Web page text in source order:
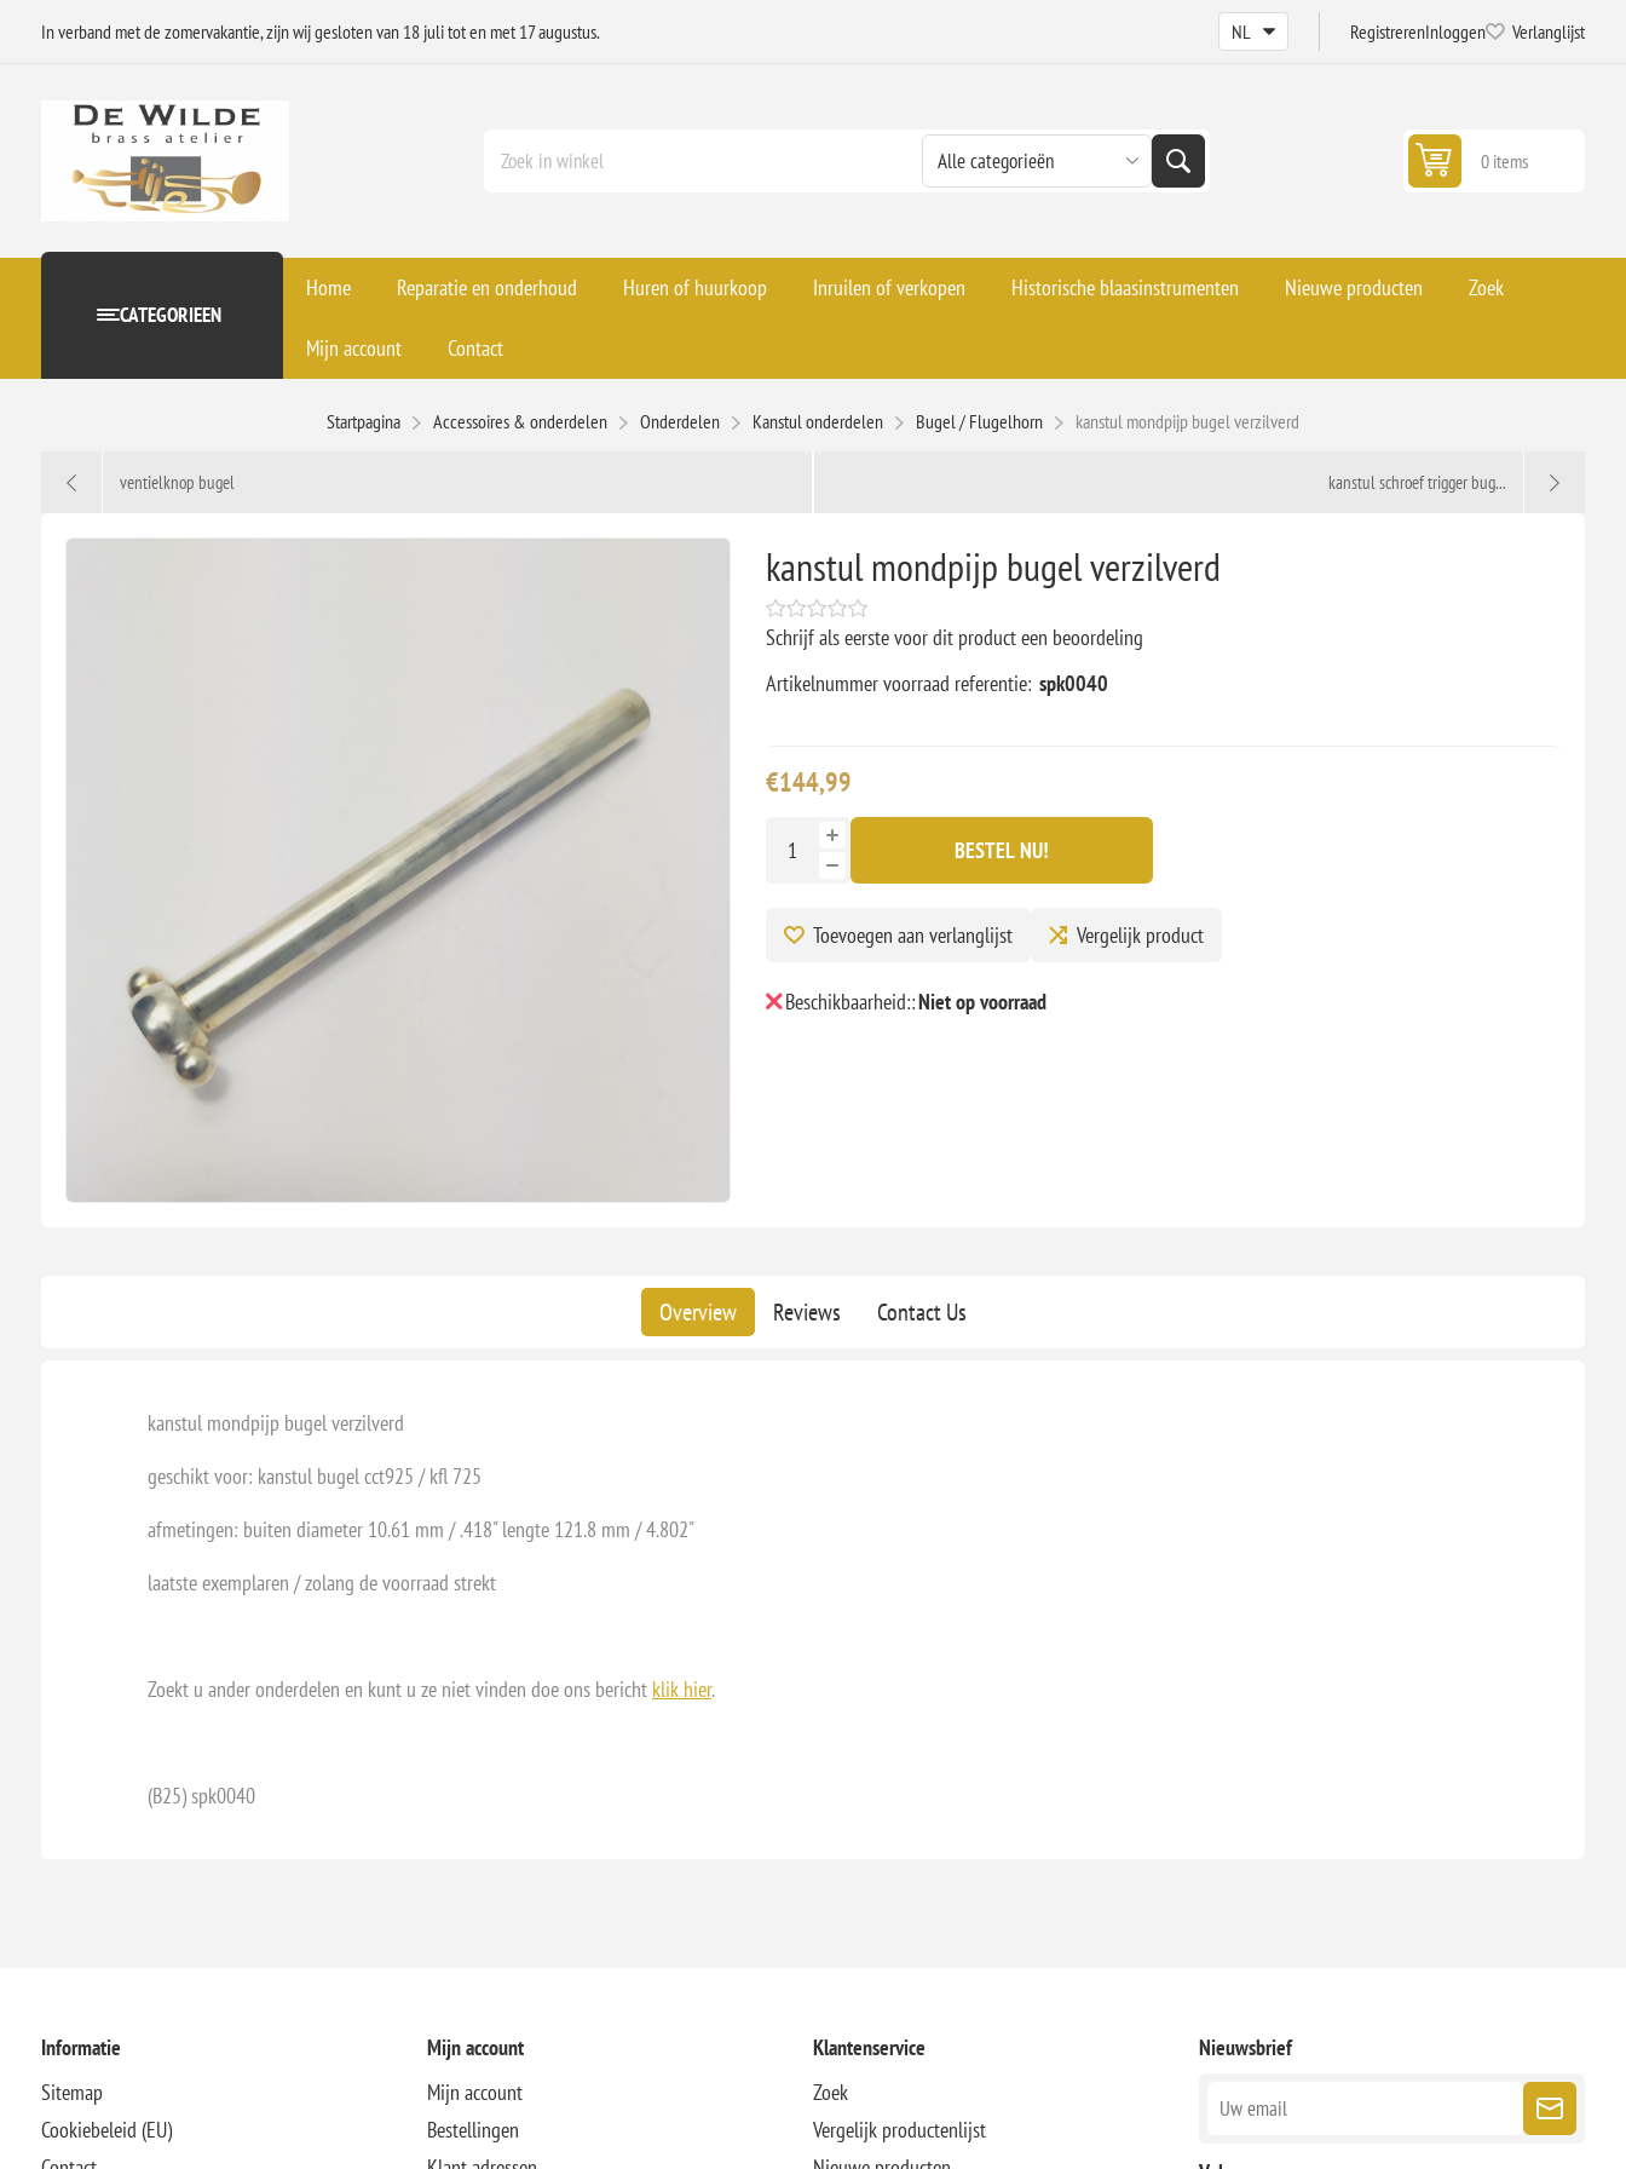
In verband met de zomervakantie, zijn wij gesloten van 18 juli tot en met 17 augustus. RegistrerenInloggen Verlanglijst
0 items
CATEGORIEEN
Home Reparatie en onderhoud Huren of huurkoop Inruilen of verkopen Historische blaasinstrumenten Nieuwe producten Zoek
Mijn account Contact
Startpagina Accessoires & onderdelen Onderdelen Kanstul onderdelen Bugel / Flugelhorn kanstul mondpijp bugel verzilverd
ventielknop bugel kanstul schroef trigger bug...
kanstul mondpijp bugel verzilverd
Schrijf als eerste voor dit product een beoordeling
Artikelnummer voorraad referentie: spk0040
€144,99
BESTEL NU!
Toevoegen aan verlanglijst Vergelijk product
Beschikbaarheid::Niet op voorraad
Overview Reviews Contact Us
kanstul mondpijp bugel verzilverd
geschikt voor: kanstul bugel cct925 / kfl 725
afmetingen: buiten diameter 10.61 mm / .418" lengte 121.8 mm / 4.802"
laatste exemplaren / zolang de voorraad strekt
Zoekt u ander onderdelen en kunt u ze niet vinden doe ons bericht klik hier.
(B25) spk0040
Informatie
Sitemap
Cookiebeleid (EU)
Mijn account
Mijn account
Bestellingen
Klantenservice
Zoek
Vergelijk productenlijst
Nieuwsbrief